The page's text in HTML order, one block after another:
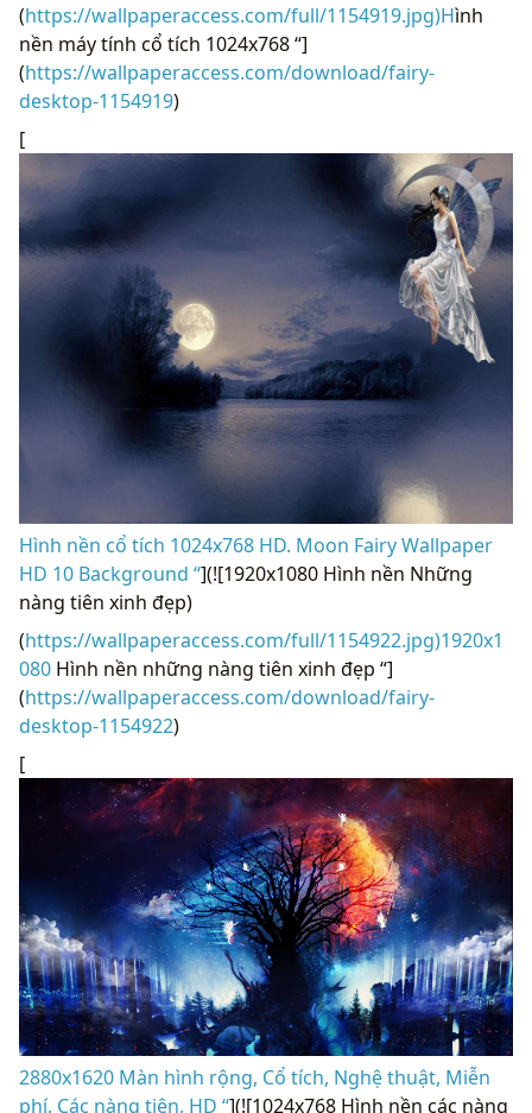
(https://wallpaperaccess.com/full/1154919.jpg)Hình
nền máy tính cổ tích 1024x768 “]
(https://wallpaperaccess.com/download/fairy-
desktop-1154919)
[
Hình nền cổ tích 1024x768 HD. Moon Fairy Wallpaper
HD 10 Background “](![1920x1080 Hình nền Những
nàng tiên xinh đẹp)
(https://wallpaperaccess.com/full/1154922.jpg)1920x1
080 Hình nền những nàng tiên xinh đẹp “]
(https://wallpaperaccess.com/download/fairy-
desktop-1154922)
[
2880x1620 Màn hình rộng, Cổ tích, Nghệ thuật, Miễn
phí, Các nàng tiên, HD “](![1024x768 Hình nền các nàng